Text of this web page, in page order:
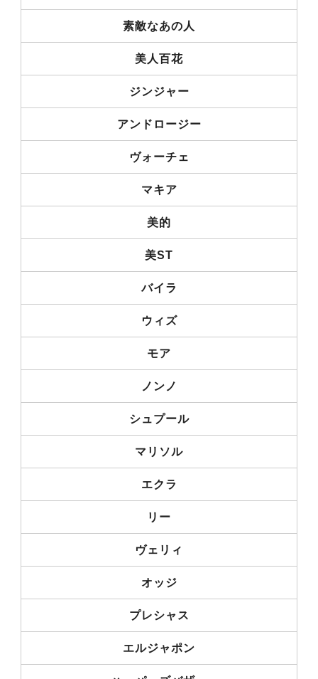
素敵なあの人
美人百花
ジンジャー
アンドロージー
ヴォーチェ
マキア
美的
美ST
バイラ
ウィズ
モア
ノンノ
シュプール
マリソル
エクラ
リー
ヴェリィ
オッジ
プレシャス
エルジャポン